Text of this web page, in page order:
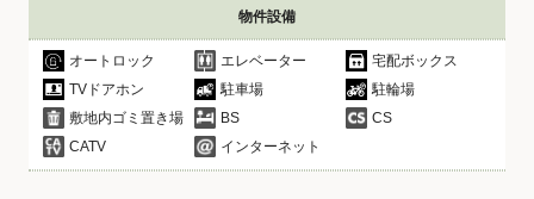
物件設備
オートロック エレベーター
宅配ボックス
TVドアホン
駐車場
駐輪場
敷地内ゴミ置き場
BS
CS
CATV
インターネット